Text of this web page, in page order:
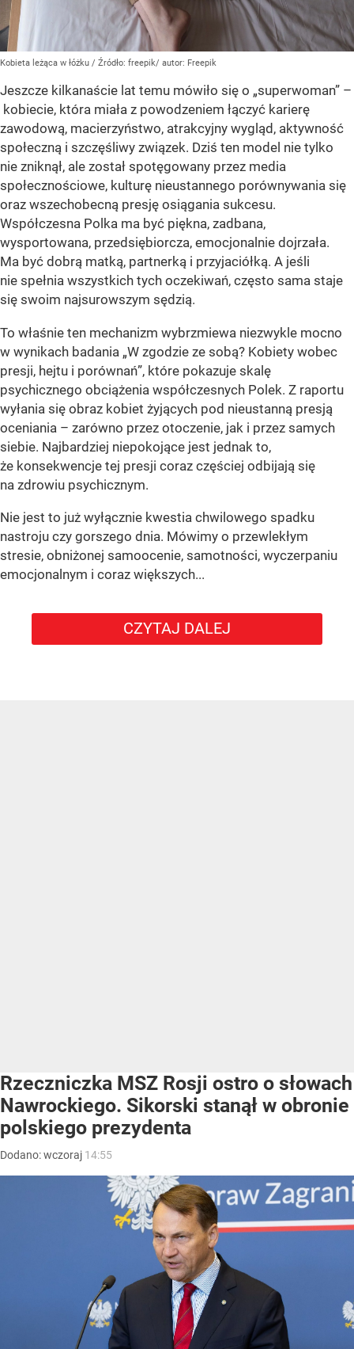
Kobieta leżąca w łóżku / Źródło: freepik/ autor: Freepik
Jeszcze kilkanaście lat temu mówiło się o „superwoman” –
kobiecie, która miała z powodzeniem łączyć karierę
zawodową, macierzyństwo, atrakcyjny wygląd, aktywność
społeczną i szczęśliwy związek. Dziś ten model nie tylko
nie zniknął, ale został spotęgowany przez media
społecznościowe, kulturę nieustannego porównywania się
oraz wszechobecną presję osiągania sukcesu.
Współczesna Polka ma być piękna, zadbana,
wysportowana, przedsiębiorcza, emocjonalnie dojrzała.
Ma być dobrą matką, partnerką i przyjaciółką. A jeśli
nie spełnia wszystkich tych oczekiwań, często sama staje
się swoim najsurowszym sędzią.
To właśnie ten mechanizm wybrzmiewa niezwykle mocno
w wynikach badania „W zgodzie ze sobą? Kobiety wobec
presji, hejtu i porównań”, które pokazuje skalę
psychicznego obciążenia współczesnych Polek. Z raportu
wyłania się obraz kobiet żyjących pod nieustanną presją
oceniania – zarówno przez otoczenie, jak i przez samych
siebie. Najbardziej niepokojące jest jednak to,
że konsekwencje tej presji coraz częściej odbijają się
na zdrowiu psychicznym.
Nie jest to już wyłącznie kwestia chwilowego spadku
nastroju czy gorszego dnia. Mówimy o przewlekłym
stresie, obniżonej samoocenie, samotności, wyczerpaniu
emocjonalnym i coraz większych...
CZYTAJ DALEJ
Rzeczniczka MSZ Rosji ostro o słowach
Nawrockiego. Sikorski stanął w obronie
polskiego prezydenta
Dodano:wczoraj 14:55